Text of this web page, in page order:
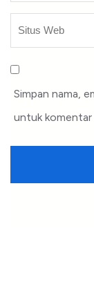
Simpan nama,
untuk komentar